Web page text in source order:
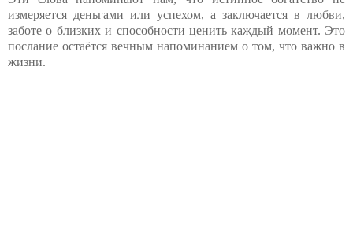
измеряется деньгами или успехом, а заключается в любви,
заботе о близких и способности ценить каждый момент. Это
послание остаётся вечным напоминанием о том, что важно в
жизни.